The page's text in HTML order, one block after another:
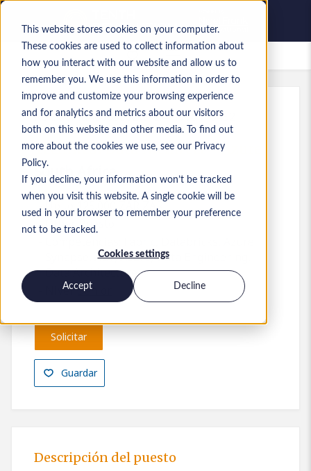
This website stores cookies on your computer.
These cookies are used to collect information about
how you interact with our website and allow us to
remember you. We use this information in order to
improve and customize your browsing experience
and for analytics and metrics about our visitors
both on this website and other media. To find out
more about the cookies we use, see our Privacy
Policy.
If you decline, your information won’t be tracked
when you visit this website. A single cookie will be
used in your browser to remember your preference
not to be tracked.
Cookies settings
Accept Decline
Empleos guardados
Ref. :a0MaA000000ZwYz.4_1779119452
Technical Data Architect - Azure
South Africa
Up to 125.000 ZAR ZAR
OtherPuesto
Synapse, ADF, Azure, Data Engineering,
Data Architecture
Nivel:Senior
Guardar
Solicitar
Descripción del puesto